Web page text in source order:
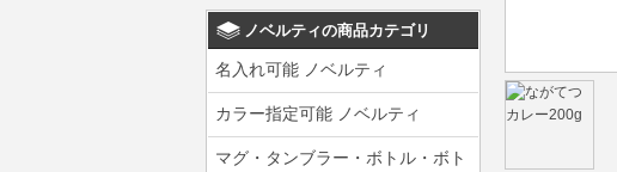
ノベルティの商品カテゴリ
名入れ可能 ノベルティ
カラー指定可能 ノベルティ
マグ・タンブラー・ボトル・ボト